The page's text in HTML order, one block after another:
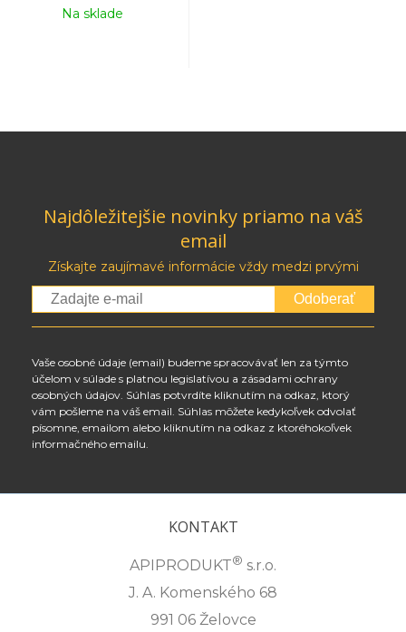
Na sklade
Najdôležitejšie novinky priamo na váš
email
Získajte zaujímavé informácie vždy medzi prvými
Odoberať
Vaše osobné údaje (email) budeme spracovávať len za týmto
účelom v súlade s platnou legislatívou a zásadami ochrany
osobných údajov. Súhlas potvrdíte kliknutím na odkaz, ktorý
vám pošleme na váš email. Súhlas môžete kedykoľvek odvolať
písomne, emailom alebo kliknutím na odkaz z ktoréhokoľvek
informačného emailu.
KONTAKT
APIPRODUKT® s.r.o.
J. A. Komenského 68
991 06 Želovce